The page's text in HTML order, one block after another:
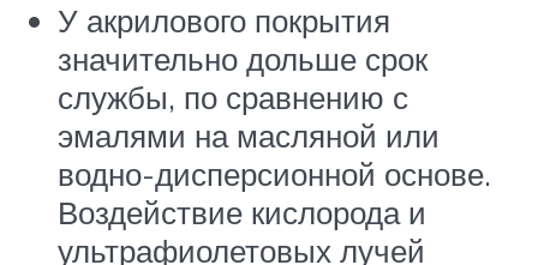
У акрилового покрытия
значительно дольше срок
службы, по сравнению с
эмалями на масляной или
водно-дисперсионной основе.
Воздействие кислорода и
ультрафиолетовых лучей